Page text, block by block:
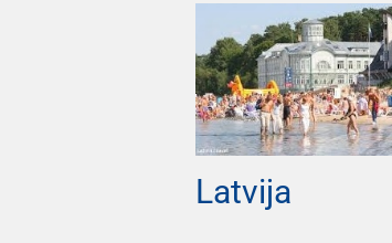
Latvija